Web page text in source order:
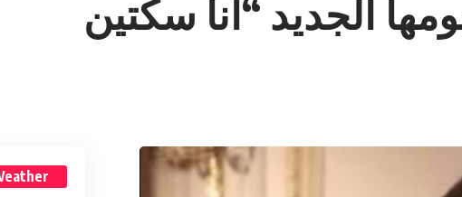
الجديد “أنا سكتين